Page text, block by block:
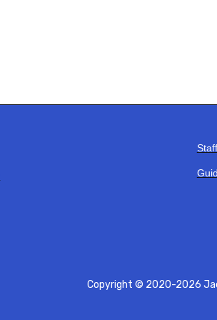
Staff
Copyright © 2020-2026